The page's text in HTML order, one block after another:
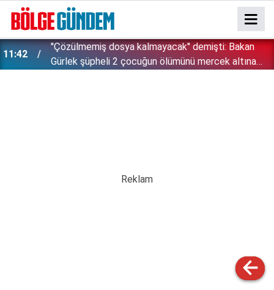
11:42
''Çözülmemiş dosya kalmayacak'' demişti: Bakan
Gürlek şüpheli 2 çocuğun ölümünü mercek altına